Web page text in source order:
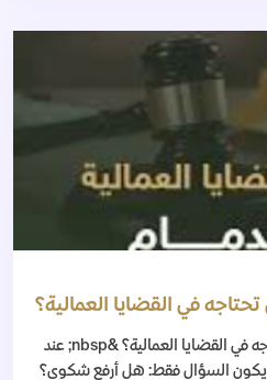
في القضايا العمالية؟
محامي عمالي الدمام متى تحتاجه في القضايا العمالية؟ &nbsp; عند
يكون السؤال فقط: هل أرفع شكوى؟